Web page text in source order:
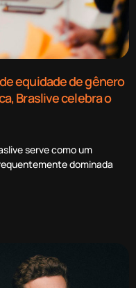
equidade de gênero
Braslive celebra o
serve como um
dominada